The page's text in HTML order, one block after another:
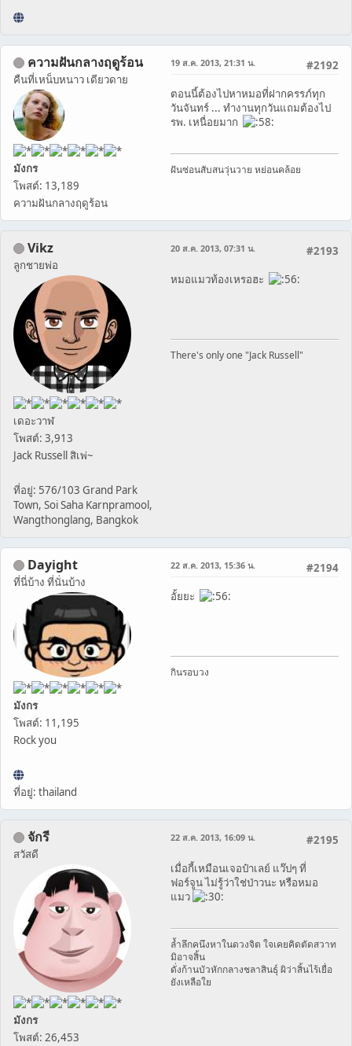
ความฝันกลางฤดูร้อน
คืนที่เหน็บหนาว เดียวดาย
มังกร
โพสต์: 13,189
ความฝันกลางฤดูร้อน
#2192
19 ส.ค. 2013, 21:31 น.
ตอนนี้ต้องไปหาหมอที่ฝากครรภ์ทุก
วันจันทร์ ... ทำงานทุกวันแถมต้องไป
รพ. เหนื่อยมาก
ฝันซ่อนสับสนวุ่นวาย หย่อนคล้อย
Vikz
ลูกชายพ่อ
เดอะวาฬ
โพสต์: 3,913
Jack Russell สิเพ่~
ที่อยู่: 576/103 Grand Park
Town, Soi Saha Karnpramool,
Wangthonglang, Bangkok
#2193
20 ส.ค. 2013, 07:31 น.
หมอแมวท้องเหรอฮะ
There's only one "Jack Russell"
Dayight
ที่นี่บ้าง ที่นั่นบ้าง
มังกร
โพสต์: 11,195
Rock you
ที่อยู่: thailand
#2194
22 ส.ค. 2013, 15:36 น.
อั้ยยะ
กินรอบวง
จักรี
สวัสดี
มังกร
โพสต์: 26,453
#2195
22 ส.ค. 2013, 16:09 น.
เมื่อกี้เหมือนเจอป๋าเลย์ แว๊ปๆ ที่
ฟอร์จูน ไม่รู้ว่าใช่ป่าวนะ หรือหมอ
แมว
ล้ำลึกคนึงหาในดวงจิต ใจเคยคิดตัดสวาท
มิอาจสิ้น
ดั่งก้านบัวหักกลางชลาสินธุ์ ผิว่าสิ้นไร้เยื่อ
ยังเหลือใย